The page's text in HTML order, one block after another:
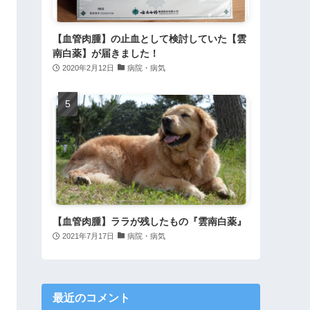
【血管肉腫】の止血として検討していた【雲
南白薬】が届きました！
2020年2月12日 病院・病気
【血管肉腫】ララが残したもの『雲南白薬』
2021年7月17日 病院・病気
最近のコメント